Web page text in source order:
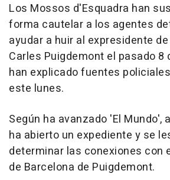
Los Mossos d'Esquadra han
forma cautelar a los agentes
ayudar a huir al expresidente
Carles Puigdemont el pasado 8
han explicado fuentes
este lunes.
Según ha avanzado 'El Mundo',
ha abierto un expediente y se
determinar las conexiones con
de Barcelona de Puigdemont.